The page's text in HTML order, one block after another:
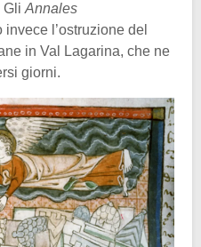
Gli Annales
invece l’ostruzione del
in Val Lagarina, che ne
giorni.